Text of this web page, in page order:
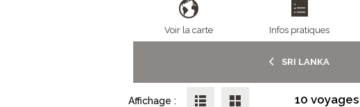
Voir la carte Infos pratiques
SRI LANKA
10
Affichage :